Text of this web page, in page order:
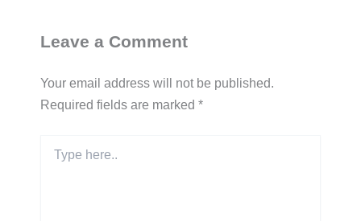
Leave a Comment
Your email address will not be published.
Required fields are marked *
here..